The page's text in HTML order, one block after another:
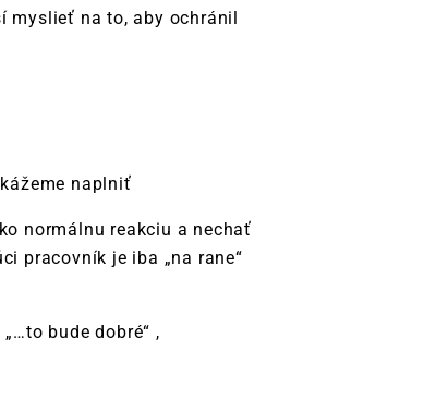
myslieť na to, aby ochránil
naplniť
normálnu reakciu a nechať
pracovník je iba „na rane“
bude dobré“ ,